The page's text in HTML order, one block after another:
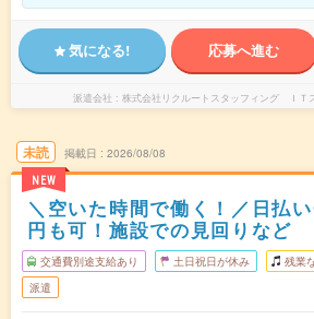
気になる! 応募へ進む
派遣会社 株式会社リクルートスタッフィング ＩＴ
未読
NEW
掲載日 2026/08/08
＼空いた時間で働く！／日払
円も可！施設での見回りなど
交通費別途支給あり 土日祝日が休み 残業
派遣